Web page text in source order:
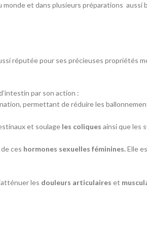
et dans plusieurs préparations aussi
réputée pour ses précieuses propriétés
par son action :
permettant de réduire les
et soulage les coliques ainsi que les
ces hormones sexuelles féminines.Elle
les douleurs articulaires et